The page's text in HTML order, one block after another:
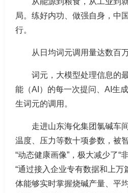
局。练好内功、做强自身，中
行。
从日均词元调用量达数百
词元，大模型处理信息的
能（AI）的每一次提问、AI生
生词元的调用。
走进山东海化集团氯碱车
温度、压力等数十项参数，被
“动态健康画像”，极大减少了“
“通过接入企业专有数据和上
体能够实时掌握烧碱产量、平